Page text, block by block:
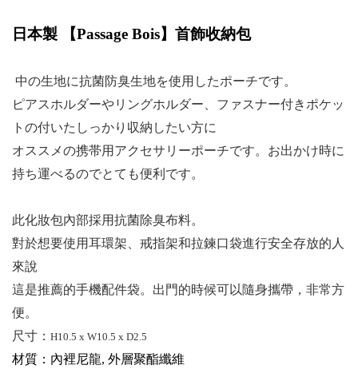
日本製 【Passage Bois】 首飾收納包
中の生地に抗菌防臭生地を使用したポーチです。
ピアスホルダーやリングホルダー、ファスナー付きポケッ
トの付いたしっかり収納したい方に
オススメの携帯用アクセサリーポーチです。お出かけ時に
持ち運べるのでとても便利です。
此化妝包內部採用抗菌除臭布料。
對於想要使用耳環架、戒指架和拉鍊口袋進行安全存放的人
來說
這是推薦的手機配件袋。出門的時候可以隨身攜帶，非常方
便。
尺寸： H10.5 x W10.5 x D2.5
材質：內裡尼龍, 外層聚酯纖維